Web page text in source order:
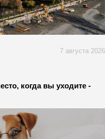
7 августа 2026
когда вы уходите -